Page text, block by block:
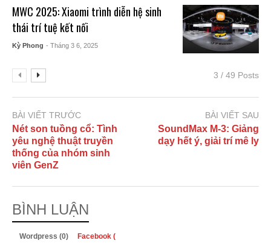
MWC 2025: Xiaomi trình diễn hệ sinh
thái trí tuệ kết nối
Kỳ Phong - Tháng 3 6, 2025
3 / 49 Posts
BÀI VIẾT TRƯỚC
Nét son tuồng cổ: Tình
yêu nghệ thuật truyền
thống của nhóm sinh
viên GenZ
BÀI VIẾT SAU
SoundMax M-3: Giảng
dạy hết ý, giải trí mê ly
BÌNH LUẬN
Wordpress (0) Facebook (